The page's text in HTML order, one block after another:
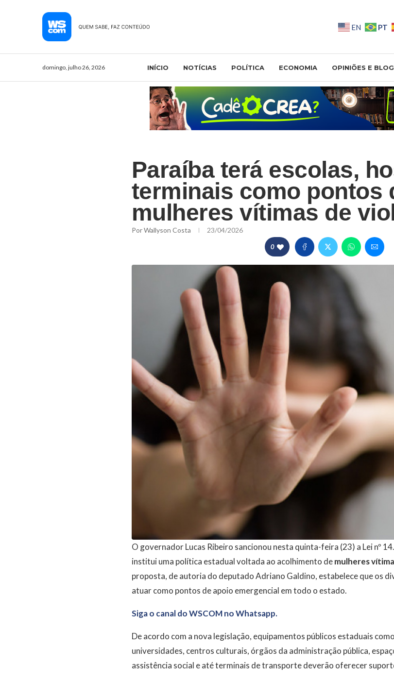
EN PT
domingo, julho 26, 2026 INÍCIO NOTÍCIAS POLÍTICA ECONOMIA OPINIÕES E
Paraíba terá escolas,
terminais como pontos
mulheres vítimas de
PorWallyson Costa 23/04/2026
0
O governador Lucas Ribeiro sancionou nesta quinta-feira (23) a Lei nº
institui uma política estadual voltada ao acolhimento demulheres
proposta, de autoria do deputado Adriano Galdino, estabelece que os
atuar como pontos de apoio emergencial em todo o estado.
Siga o canal do WSCOM no Whatsapp.
De acordo com a nova legislação, equipamentos públicos estaduais
universidades, centros culturais, órgãos da administração pública,
assistência social e até terminais de transporte deverão oferecer